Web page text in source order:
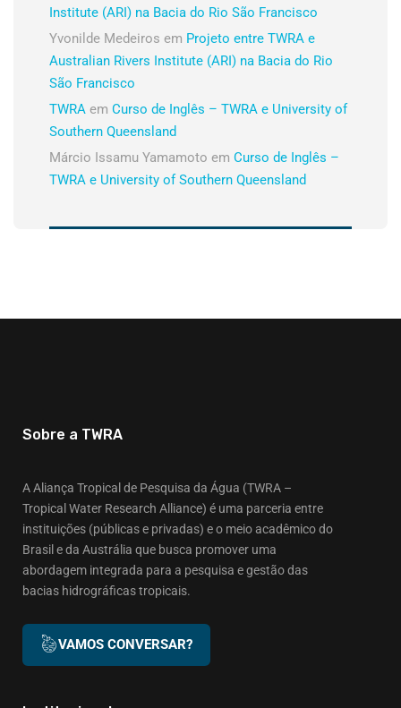
Institute (ARI) na Bacia do Rio São Francisco
Yvonilde Medeiros em Projeto entre TWRA e
Australian Rivers Institute (ARI) na Bacia do Rio
São Francisco
TWRA em Curso de Inglês – TWRA e University of
Southern Queensland
Márcio Issamu Yamamoto em Curso de Inglês –
TWRA e University of Southern Queensland
Sobre a TWRA
A Aliança Tropical de Pesquisa da Água (TWRA –
Tropical Water Research Alliance) é uma parceria entre
instituições (públicas e privadas) e o meio acadêmico do
Brasil e da Austrália que busca promover uma
abordagem integrada para a pesquisa e gestão das
bacias hidrográficas tropicais.
VAMOS CONVERSAR?